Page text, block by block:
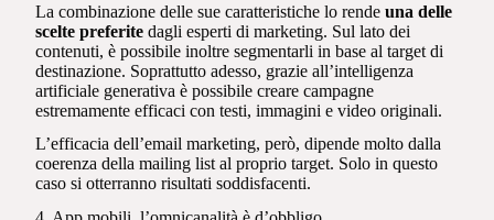
La combinazione delle sue caratteristiche lo rendeuna delle
scelte preferite dagli esperti di marketing. Sul lato dei
contenuti, è possibile inoltre segmentarli in base al target di
destinazione. Soprattutto adesso, grazie all’intelligenza
artificiale generativa è possibile creare campagne
estremamente efficaci con testi, immagini e video originali.
L’efficacia dell’email marketing, però, dipende molto dalla
coerenza della mailing list al proprio target. Solo in questo
caso si otterranno risultati soddisfacenti.